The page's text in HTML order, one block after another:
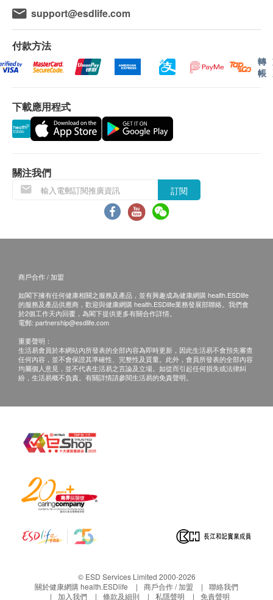
所有訂單須視乎相關貨品的供應情況再作最後確
認。倘若生活易未能提供任何訂單上的貨品，生活
易有權拒絕接受該訂單，並且會於送貨前透過電話
或電郵通知顧客再作安排。
貨品質量保證，於顧客收到產品當日起計，12個
月。
當顧客收取已訂購之貨品時，有責任檢查貨品是否
有損毀情況，一經確認簽收，恕不接受退換。
退換產品必須包裝完整，如退換之產品有任何殘缺
或過期退回，供應商有權不受理。
如有其他損壞或遺漏查詢，顧客必須保留有效收據
Universal Lohas Group Company Limited 客戶服
電郵: sales@universallohas.com
查詢熱線: 25527685
support@esdlife.com
付款方法
轉
帳
下載應用程式
關注我們
訂閱
商戶合作 / 加盟
如閣下擁有任何健康相關之服務及產品，並有興趣成為健康網購 health.ESDlife
的服務及產品供應商，歡迎與健康網購 health.ESDlife業務發展部聯絡。我們會
於2個工作天內回覆，為閣下提供更多有關合作詳情。
電郵: partnership@esdlife.com
重要聲明：
生活易會員於本網站內所發表的全部內容為即時更新，因此生活易不會預先審查
任何內容，並不會保證其準確性、完整性及質量。此外，會員所發表的全部內容
均屬個人意見，並不代表生活易之言論及立場。如從而引起任何損失或法律糾
紛，生活易概不負責。有關詳情請參閱生活易的免責聲明。
© ESD Services Limited 2000-2026
關於健康網購 health.ESDlife
商戶合作 / 加盟
聯絡我們
加入我們
條款及細則 私隱聲明 免責聲明